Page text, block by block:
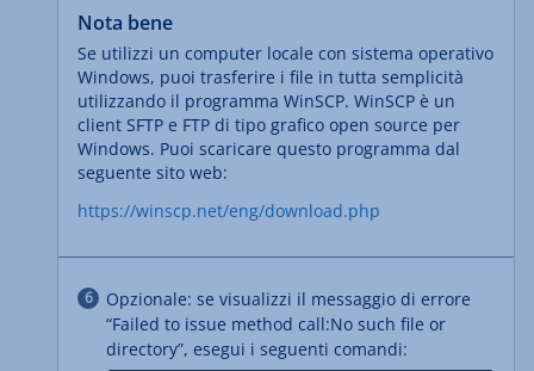
Nota bene
Se utilizzi un computer locale con sistema operativo
Windows, puoi trasferire i file in tutta semplicità
utilizzando il programma WinSCP. WinSCP è un
client SFTP e FTP di tipo grafico open source per
Windows. Puoi scaricare questo programma dal
seguente sito web:
https://winscp.net/eng/download.php
Opzionale: se visualizzi il messaggio di errore
“Failed to issue method call:No such file or
directory”, esegui i seguenti comandi: